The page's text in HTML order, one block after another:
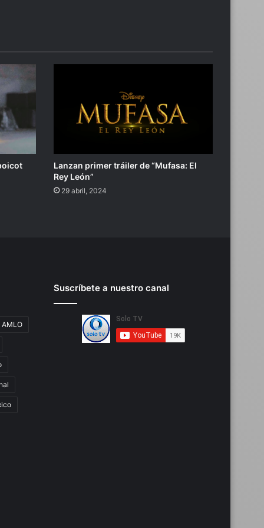
Lanzan primer tráiler de “Mufasa: El
Rey León”
29 abril, 2024
AMLO
Suscríbete a nuestro canal